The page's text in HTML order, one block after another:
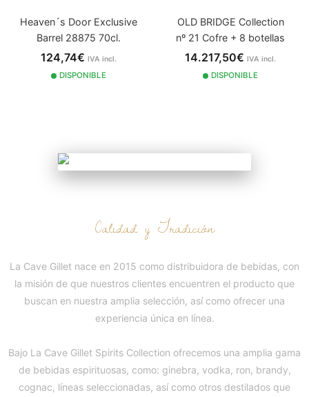
Heaven´s Door Exclusive
Barrel 28875 70cl.
124,74€ IVA incl.
DISPONIBLE
OLD BRIDGE Collection
nº 21 Cofre + 8 botellas
14.217,50€ IVA incl.
DISPONIBLE
Calidad y Tradición
La Cave Gillet nace en 2015 como distribuidora de bebidas, con
la misión de que nuestros clientes encuentren el producto que
buscan en nuestra amplia selección, así como ofrecer una
experiencia única en línea.
Bajo La Cave Gillet Spirits Collection ofrecemos una amplia gama
de bebidas espirituosas, como: ginebra, vodka, ron, brandy,
cognac, líneas seleccionadas, así como otros destilados que